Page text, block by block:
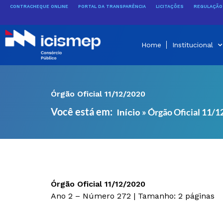
conteúdo
CONTRACHEQUE ONLINE PORTAL DA TRANSPARÊNCIA LICITAÇÕES
Home Institucional
Órgão Oficial 11/12/2020
Você está em: Início »Órgão Oficial 11/
Órgão Oficial 11/12/2020
Ano 2 – Número 272 | Tamanho: 2 páginas